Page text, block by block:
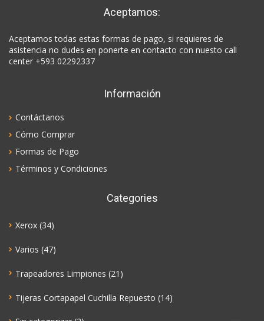
Aceptamos:
Aceptamos todas estas formas de pago, si requieres de
asistencia no dudes en ponerte en contacto con nuesto call
center +593 02292337
Información
Contáctanos
Cómo Comprar
Formas de Pago
Términos y Condiciones
Categories
Xerox (34)
Varios (47)
Trapeadores Limpiones (21)
Tijeras Cortapapel Cuchilla Repuesto (14)